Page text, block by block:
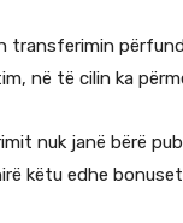
transferimin
në të cilin ka
nuk janë bërë
këtu edhe